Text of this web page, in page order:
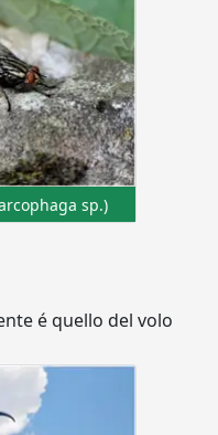
sp.)
é quello del volo